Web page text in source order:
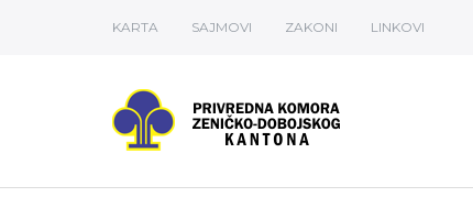
KARTA SAJMOVI ZAKONI LINKOVI